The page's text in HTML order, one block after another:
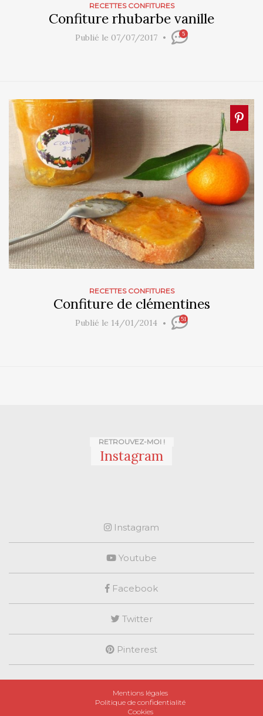
RECETTES CONFITURES
Confiture rhubarbe vanille
Publié le 07/07/2017 5
RECETTES CONFITURES
Confiture de clémentines
Publié le 14/01/2014 51
RETROUVEZ-MOI !
Instagram
Instagram
Youtube
Facebook
Twitter
Pinterest
Mentions légales
Politique de confidentialité
Cookies